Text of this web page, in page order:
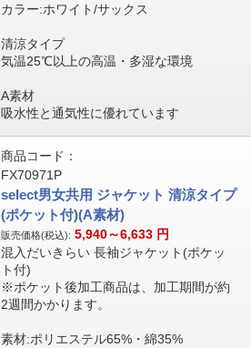
カラー:ホワイト/サックス
清涼タイプ
気温25℃以上の高温・多湿な環境
A素材
吸水性と通気性に優れています
商品コード：
FX70971P
select男女共用 ジャケット 清涼タイプ
(ポケット付)(A素材)
販売価格(税込): 5,940～6,633 円
混入だいきらい 長袖ジャケット(ポケッ
ト付)
※ポケット後加工商品は、加工期間が約
2週間かかります。
素材:ポリエステル65%・綿35%